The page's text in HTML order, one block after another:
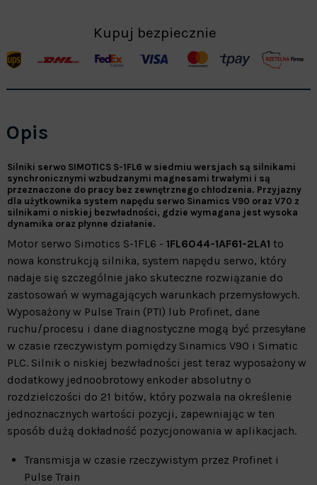
Kupuj bezpiecznie
Opis
Silniki serwo SIMOTICS S-1FL6 w siedmiu wersjach są silnikami
synchronicznymi wzbudzanymi magnesami trwałymi i są
przeznaczone do pracy bez zewnętrznego chłodzenia. Przyjazny
dla użytkownika system napędu serwo Sinamics V90 oraz V70 z
silnikami o niskiej bezwładności, gdzie wymagana jest wysoka
dynamika oraz płynne działanie.
Motor serwo Simotics S-1FL6 - 1FL6044-1AF61-2LA1 to
nowa konstrukcją silnika, system napędu serwo, który
nadaje się szczególnie jako skuteczne rozwiązanie do
zastosowań w wymagających warunkach przemysłowych.
Wyposażony w Pulse Train (PTI) lub Profinet, dane
ruchu/procesu i dane diagnostyczne mogą być przesyłane
w czasie rzeczywistym pomiędzy Sinamics V90 i Simatic
PLC. Silnik o niskiej bezwładności jest teraz wyposażony w
dodatkowy jednoobrotowy enkoder absolutny o
rozdzielczości do 21 bitów, który pozwala na określenie
jednoznacznych wartości pozycji, zapewniając w ten
sposób dużą dokładność pozycjonowania w aplikacjach.
Transmisja w czasie rzeczywistym przez Profinet i
Pulse Train